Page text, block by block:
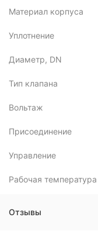
Материал корпуса
Уплотнение
Диаметр, DN
Тип клапана
Вольтаж
Присоединение
Управление
Рабочая температура
Отзывы